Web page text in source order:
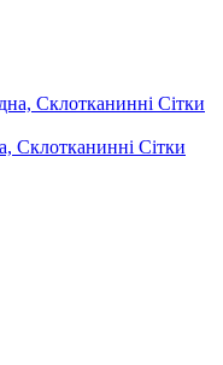
Склотканинні Сітки